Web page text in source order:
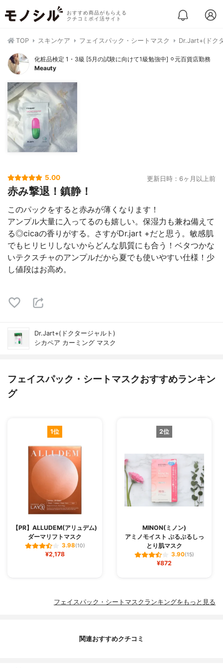
おすすめ商品がもらえる
クチコミポイ活サイト
TOP スキンケア フェイスパック・シートマスク Dr.Jart+(ドク
化粧品検定 1・3級 [5月の試験に向けて1級勉強中] ⚪︎元百貨店勤務
Meauty
5.00 更新日時：6ヶ月以上前
赤み撃退！鎮静！
このパックをすると赤みが薄くなります！
アンプル大量に入ってるのも嬉しい。保湿力も兼ね備えて
る◎cicaの香りがする。さすがDr.jart +だと思う。敏感肌
でもヒリヒリしないからどんな肌質にも合う！ベタつかな
いテクスチャのアンプルだから夏でも使いやすい仕様！少
し値段はお高め。
Dr.Jart+(ドクタージャルト)
シカペア カーミング マスク
フェイスパック・シートマスクおすすめランキン
グ
1位
【PR】ALLUDEM(アリュデム)
ダーマリフトマスク
3.98(10)
¥2,178
2位
MINON(ミノン)
アミノモイスト ぷるぷるしっ
とり肌マスク
3.90(15)
¥872
フェイスパック・シートマスクランキングをもっと見る
関連おすすめクチコミ